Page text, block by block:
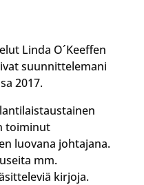
Linda O´Keeffen
suunnittelemani
2017.
toiminut
luovana johtajana.
mm.
kirjoja.